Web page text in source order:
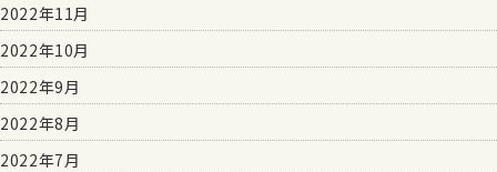
2022年11月
2022年10月
2022年9月
2022年8月
2022年7月